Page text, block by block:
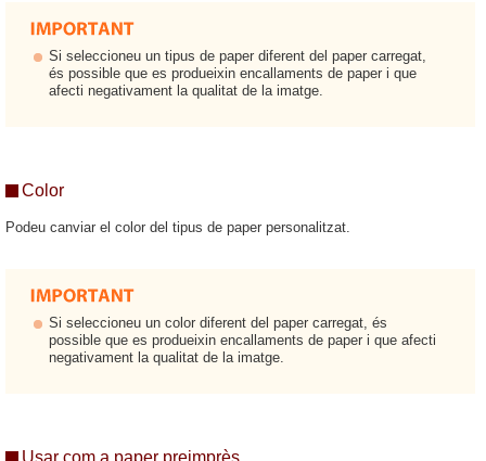
Si seleccioneu un tipus de paper diferent del paper carregat,
és possible que es produeixin encallaments de paper i que
afecti negativament la qualitat de la imatge.
Color
Podeu canviar el color del tipus de paper personalitzat.
Si seleccioneu un color diferent del paper carregat, és
possible que es produeixin encallaments de paper i que afecti
negativament la qualitat de la imatge.
Usar com a paper preimprès